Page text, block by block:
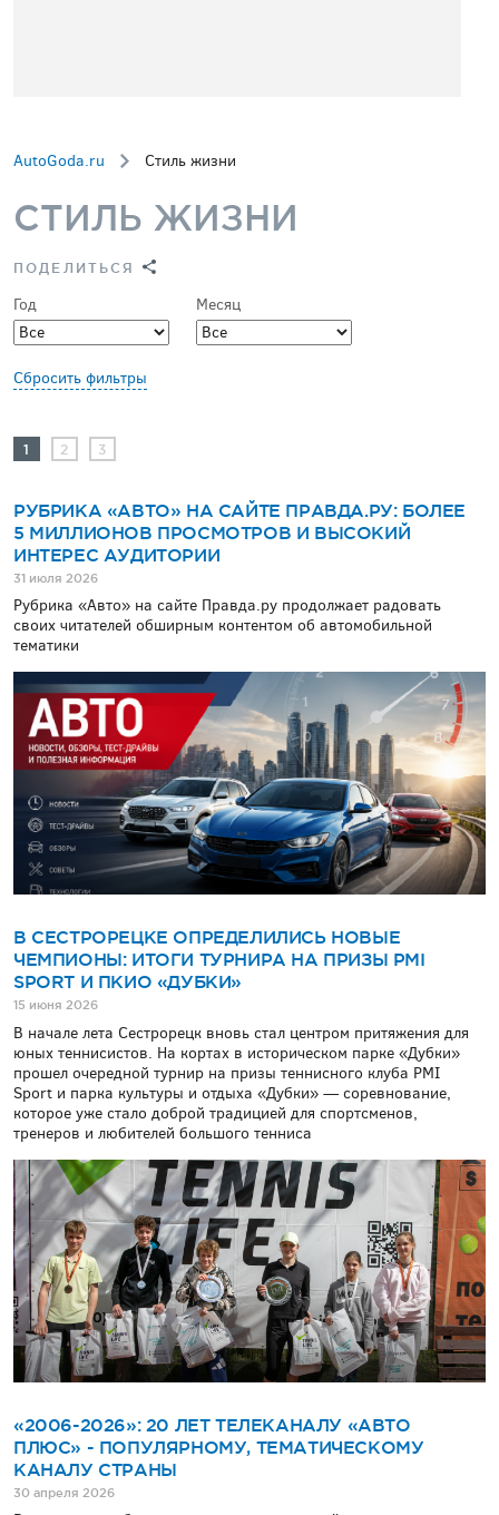
AutoGoda.ru Стиль жизни
СТИЛЬ ЖИЗНИ
ПОДЕЛИТЬСЯ
Год Месяц
Сбросить фильтры
1 2 3
РУБРИКА «АВТО» НА САЙТЕ ПРАВДА.РУ: БОЛЕЕ
5 МИЛЛИОНОВ ПРОСМОТРОВ И ВЫСОКИЙ
ИНТЕРЕС АУДИТОРИИ
31 июля 2026
Рубрика «Авто» на сайте Правда.ру продолжает радовать
своих читателей обширным контентом об автомобильной
тематики
В СЕСТРОРЕЦКЕ ОПРЕДЕЛИЛИСЬ НОВЫЕ
ЧЕМПИОНЫ: ИТОГИ ТУРНИРА НА ПРИЗЫ PMI
SPORT И ПКИО «ДУБКИ»
15 июня 2026
В начале лета Сестрорецк вновь стал центром притяжения для
юных теннисистов. На кортах в историческом парке «Дубки»
прошел очередной турнир на призы теннисного клуба PMI
Sport и парка культуры и отдыха «Дубки» — соревнование,
которое уже стало доброй традицией для спортсменов,
тренеров и любителей большого тенниса
«2006-2026»: 20 ЛЕТ ТЕЛЕКАНАЛУ «АВТО
ПЛЮС» - ПОПУЛЯРНОМУ, ТЕМАТИЧЕСКОМУ
КАНАЛУ СТРАНЫ
30 апреля 2026